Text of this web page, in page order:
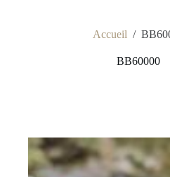
Accueil /
BB60000